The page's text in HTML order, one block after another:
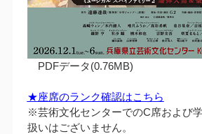
PDFデータ(0.76MB)
★座席のランク確認はこちら
※芸術文化センターでのC席および
扱いはございません。